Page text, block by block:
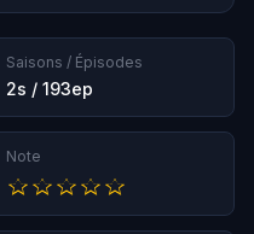
Saisons / Épisodes
2s / 193ep
Note